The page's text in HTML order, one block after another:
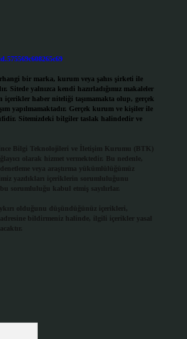
bir marka, kurum veya şahıs şirketi ile
Sitede yalnızca kendi hazırladığımız makaleler
içerikler haber niteliği taşımamakta olup, gerçek
yapılmamaktadır. Gerçek kurum ve kişiler ile
Sitemizdeki bilgiler taslak halindedir ve
Bilgi Teknolojileri ve İletişim Kurumu (BTK)
olarak hizmet vermektedir. Bu nedenle,
veya araştırma yükümlülüğümüz
yazdıkları içeriklerin sorumluluğunu
sorumluluğu kabul etmiş sayılırlar.
olduğunu düşündüğünüz içerikleri,
adresine bildirmeniz halinde, ilgili içerikler yasal